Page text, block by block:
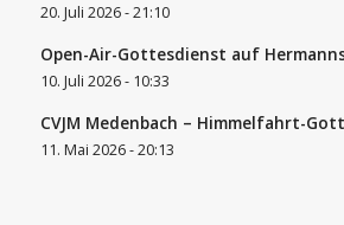
20. Juli 2026 - 21:10
Open-Air-Gottesdienst auf
10. Juli 2026 - 10:33
CVJM Medenbach – Himmelfahrt-
11. Mai 2026 - 20:13